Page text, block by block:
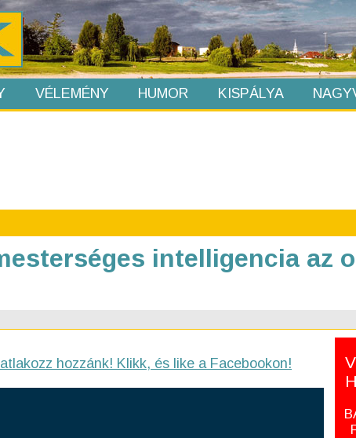
VÉLEMÉNY HUMOR KISPÁLYA
intelligencia az
hozzánk! Klikk, és like a Facebookon!